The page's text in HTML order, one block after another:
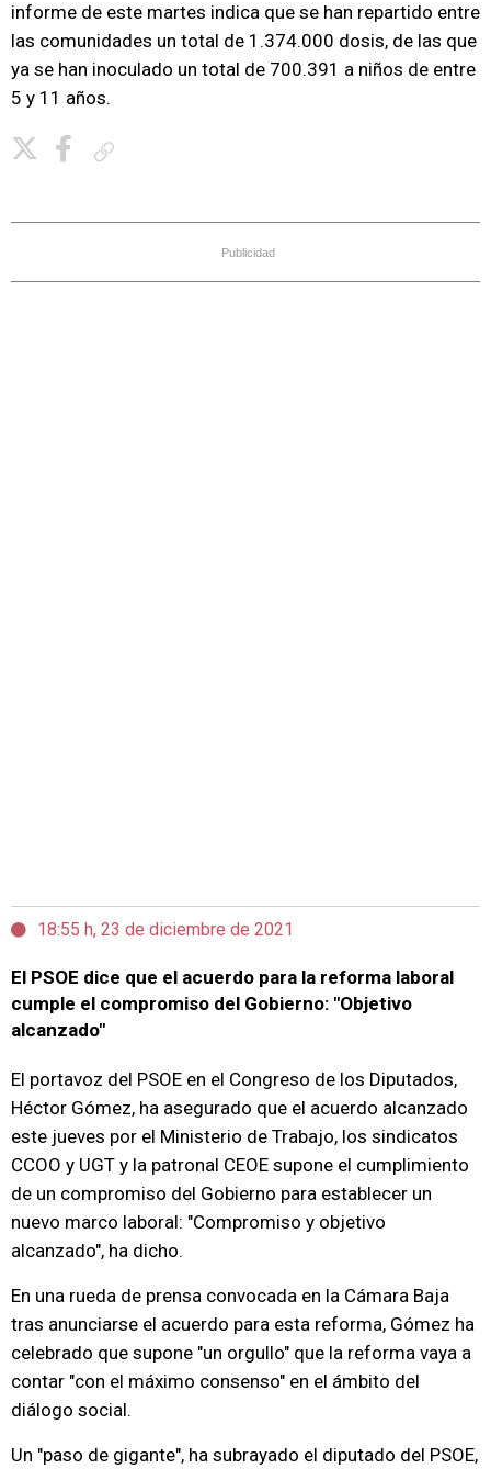
informe de este martes indica que se han repartido entre
las comunidades un total de 1.374.000 dosis, de las que
ya se han inoculado un total de 700.391 a niños de entre
5 y 11 años.
Publicidad
18:55 h, 23 de diciembre de 2021
El PSOE dice que el acuerdo para la reforma laboral
cumple el compromiso del Gobierno: "Objetivo
alcanzado"
El portavoz del PSOE en el Congreso de los Diputados,
Héctor Gómez, ha asegurado que el acuerdo alcanzado
este jueves por el Ministerio de Trabajo, los sindicatos
CCOO y UGT y la patronal CEOE supone el cumplimiento
de un compromiso del Gobierno para establecer un
nuevo marco laboral: "Compromiso y objetivo
alcanzado", ha dicho.
En una rueda de prensa convocada en la Cámara Baja
tras anunciarse el acuerdo para esta reforma, Gómez ha
celebrado que supone "un orgullo" que la reforma vaya a
contar "con el máximo consenso" en el ámbito del
diálogo social.
Un "paso de gigante", ha subrayado el diputado del PSOE,